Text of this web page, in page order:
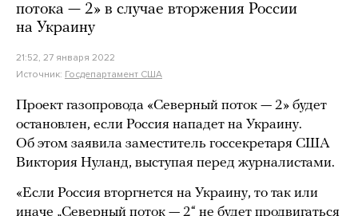
потока — 2» в случае вторжения России
на Украину
21:52, 27 января 2022
Источник: Госдепартамент США
Проект газопровода «Северный поток — 2» будет
остановлен, если Россия нападет на Украину.
Об этом заявила заместитель госсекретаря США
Виктория Нуланд, выступая перед журналистами.
«Если Россия вторгнется на Украину, то так или
иначе „Северный поток — 2“ не будет продвигаться